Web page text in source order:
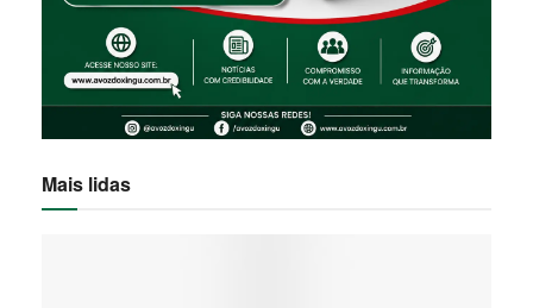
Mais lidas